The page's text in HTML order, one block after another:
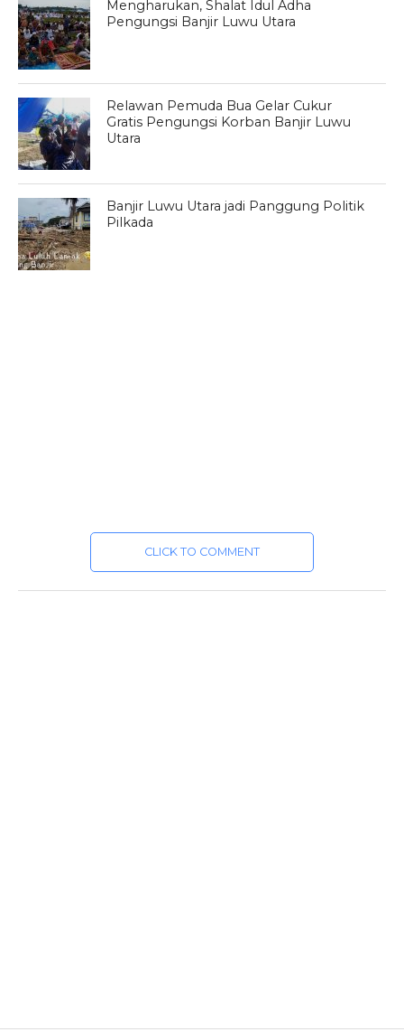
Mengharukan, Shalat Idul Adha
Pengungsi Banjir Luwu Utara
Relawan Pemuda Bua Gelar Cukur
Gratis Pengungsi Korban Banjir Luwu
Utara
Banjir Luwu Utara jadi Panggung Politik
Pilkada
CLICK TO COMMENT